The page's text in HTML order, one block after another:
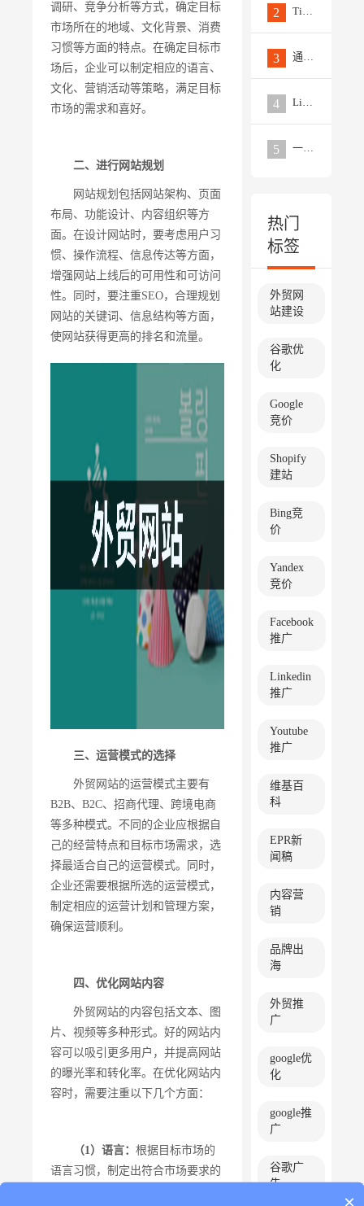
调研、竞争分析等方式，确定目标
市场所在的地域、文化背景、消费
习惯等方面的特点。在确定目标市
场后，企业可以制定相应的语言、
文化、营销活动等策略，满足目标
市场的需求和喜好。
二、进行网站规划
网站规划包括网站架构、页面
布局、功能设计、内容组织等方
面。在设计网站时，要考虑用户习
惯、操作流程、信息传达等方面，
增强网站上线后的可用性和可访问
性。同时，要注重SEO，合理规划
网站的关键词、信息结构等方面，
使网站获得更高的排名和流量。
三、运营模式的选择
外贸网站的运营模式主要有
B2B、B2C、招商代理、跨境电商
等多种模式。不同的企业应根据自
己的经营特点和目标市场需求，选
择最适合自己的运营模式。同时，
企业还需要根据所选的运营模式，
制定相应的运营计划和管理方案，
确保运营顺利。
四、优化网站内容
外贸网站的内容包括文本、图
片、视频等多种形式。好的网站内
容可以吸引更多用户，并提高网站
的曝光率和转化率。在优化网站内
容时，需要注重以下几个方面：
（1）语言： 根据目标市场的
语言习惯，制定出符合市场要求的
2 TikTok推广的四种类型视频，每一款都是营销大杀器
3 通过6个简单步骤撰写高质量的EPR新闻稿
4 LinkedIn推广最新趋势和策略应对
5 一个优秀的外贸网站需要具备的要点分析
热门
标签
外贸网
站建设
谷歌优
化
Google
竞价
Shopify
建站
Bing竞
价
Yandex
竞价
Facebook
推广
Linkedin
推广
Youtube
推广
维基百
科
EPR新
闻稿
内容营
销
品牌出
海
外贸推
广
google优
化
google推
广
谷歌广
告